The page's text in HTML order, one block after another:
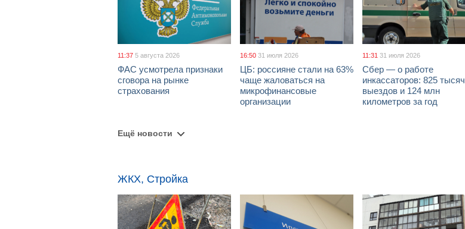
11:37 5 августа 2026
ФАС усмотрела признаки
сговора на рынке
страхования
16:50 31 июля 2026
ЦБ: россияне стали на 63%
чаще жаловаться на
микрофинансовые
организации
11:31 31 июля 2026
Сбер — о работе
инкассаторов: 825 тысяч
выездов и 124 млн
километров за год
Ещё новости
ЖКХ, Стройка